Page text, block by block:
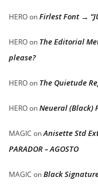
HEROonFirlest Font →
HEROon The Editorial
please?
HEROon The Quietude
HEROonNeueral (Black)
MAGIC onAnisette Std
PARADOR – AGOSTO
MAGIC onBlack Signature